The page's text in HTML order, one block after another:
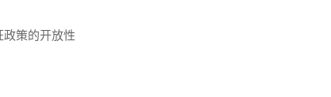
策的开放性